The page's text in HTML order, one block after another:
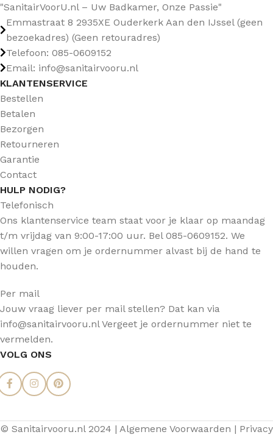
"SanitairVoorU.nl – Uw Badkamer, Onze Passie"
Emmastraat 8 2935XE Ouderkerk Aan den IJssel (geen
bezoekadres) (Geen retouradres)
Telefoon: 085-0609152
Email: info@sanitairvooru.nl
KLANTENSERVICE
Bestellen
Betalen
Bezorgen
Retourneren
Garantie
Contact
HULP NODIG?
Telefonisch
Ons klantenservice team staat voor je klaar op maandag
t/m vrijdag van 9:00-17:00 uur. Bel 085-0609152. We
willen vragen om je ordernummer alvast bij de hand te
houden.
Per mail
Jouw vraag liever per mail stellen? Dat kan via
info@sanitairvooru.nl Vergeet je ordernummer niet te
vermelden.
VOLG ONS
© Sanitairvooru.nl 2024 | Algemene Voorwaarden | Privacy